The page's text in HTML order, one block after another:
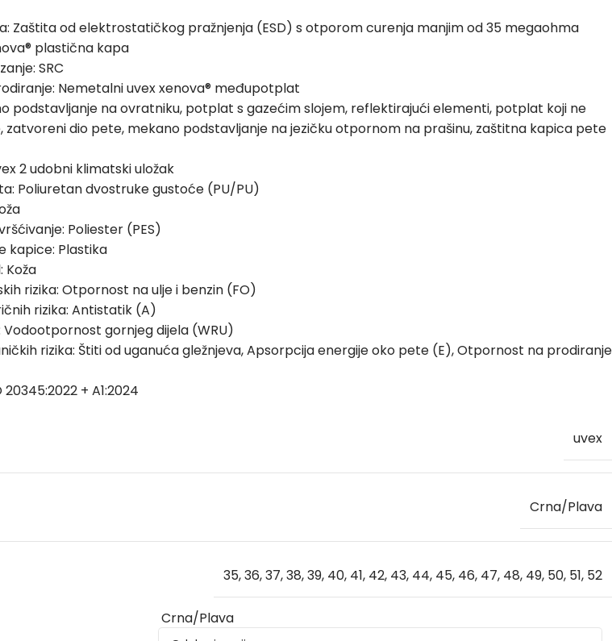
Zaštita od elektrostatičkog pražnjenja (ESD) s otporom curenja manjim od 35 megaohma
plastična kapa
SRC
Nemetalni uvex xenova® međupotplat
podstavljanje na ovratniku, potplat s gazećim slojem, reflektirajući elementi, potplat koji ne
zatvoreni dio pete, mekano podstavljanje na jezičku otpornom na prašinu, zaštitna kapica pete
2 udobni klimatski uložak
Poliuretan dvostruke gustoće (PU/PU)
Poliester (PES)
kapice: Plastika
Koža
rizika: Otpornost na ulje i benzin (FO)
rizika: Antistatik (A)
Vodootpornost gornjeg dijela (WRU)
rizika: Štiti od uganuća gležnjeva, Apsorpcija energije oko pete (E), Otpornost na prodiranje
+ A1:2024
uvex
Crna/Plava
35,36,37,38,39, 40, 41, 42, 43, 44, 45, 46, 47, 48, 49, 50, 51, 52
Crna/Plava